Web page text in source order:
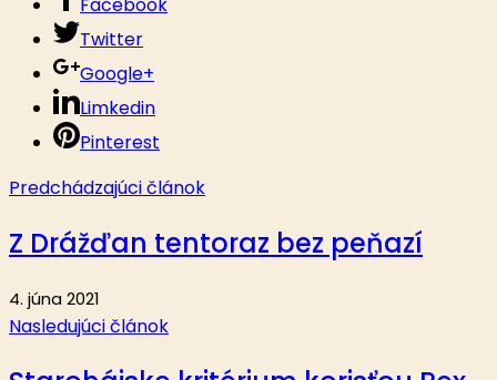
Facebook
Twitter
Google+
Limkedin
Pinterest
Predchádzajúci článok
Z Drážďan tentoraz bez peňazí
4. júna 2021
Nasledujúci článok